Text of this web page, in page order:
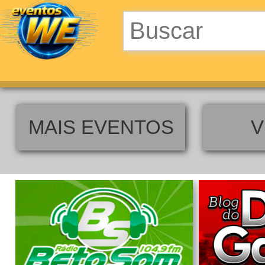
MAIS EVENTOS